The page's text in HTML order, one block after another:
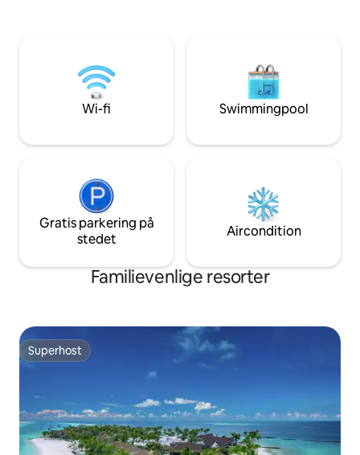
over lagunens uberørte vand og er et
must for alle havelskere.
sender en
at arrangere
International
Wi-fi Swimmingpool
Gratis parkering på
stedet
Aircondition
Familievenlige resorter
Superhost
Superhost